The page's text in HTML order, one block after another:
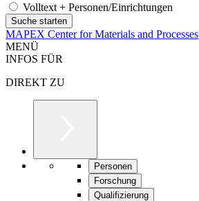
Volltext + Personen/Einrichtungen
MAPEX Center for Materials and Processes
MENÜ
INFOS FÜR
DIREKT ZU
Personen
Forschung
Qualifizierung